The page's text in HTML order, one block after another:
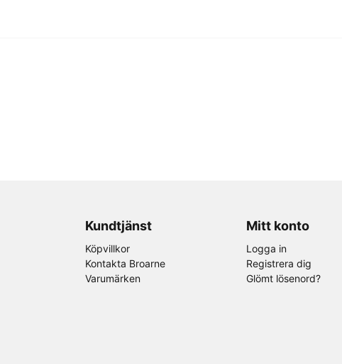
Kundtjänst
Köpvillkor
Kontakta Broarne
Varumärken
Mitt konto
Logga in
Registrera dig
Glömt lösenord?